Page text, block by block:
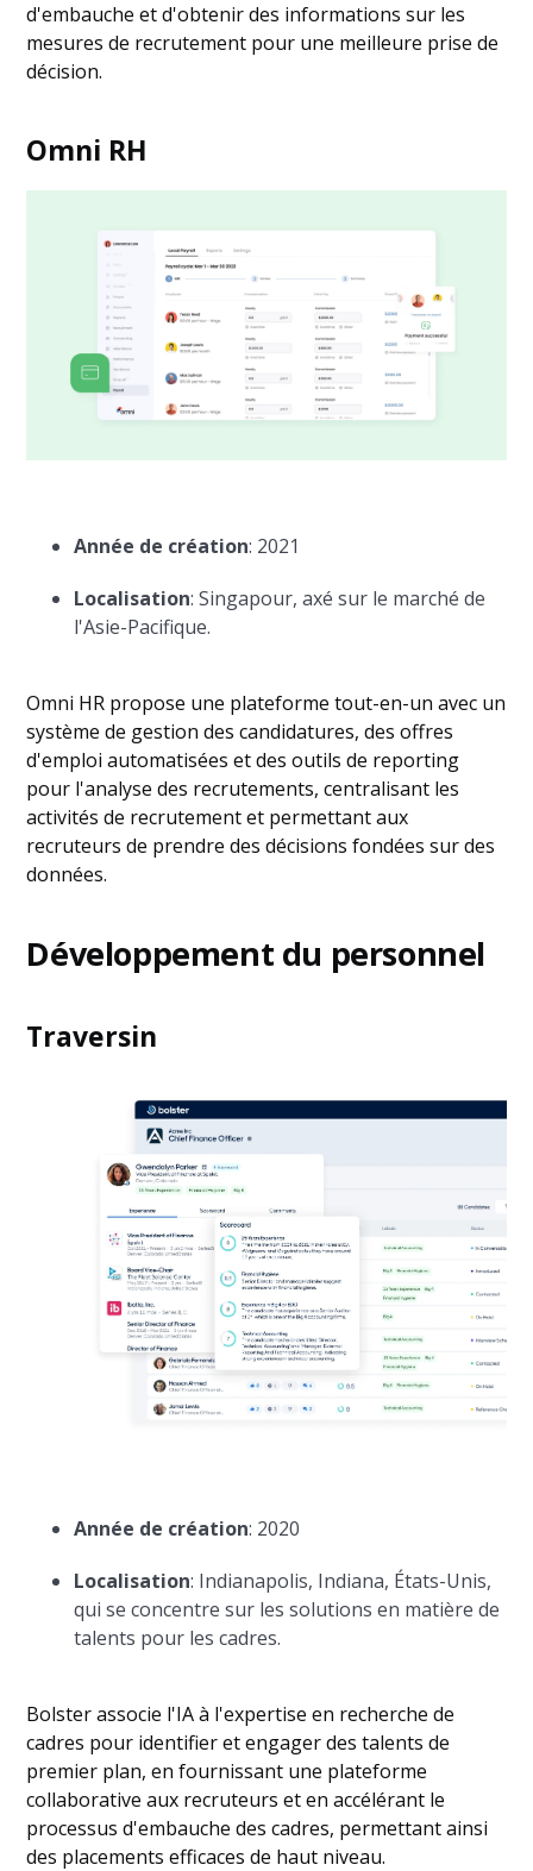
d'embauche et d'obtenir des informations sur les
mesures de recrutement pour une meilleure prise de
décision.
Omni RH
Année de création: 2021
Localisation: Singapour, axé sur le marché de
l'Asie-Pacifique.
Omni HR propose une plateforme tout-en-un avec un
système de gestion des candidatures, des offres
d'emploi automatisées et des outils de reporting
pour l'analyse des recrutements, centralisant les
activités de recrutement et permettant aux
recruteurs de prendre des décisions fondées sur des
données.
Développement du personnel
Traversin
Année de création: 2020
Localisation: Indianapolis, Indiana, États-Unis,
qui se concentre sur les solutions en matière de
talents pour les cadres.
Bolster associe l'IA à l'expertise en recherche de
cadres pour identifier et engager des talents de
premier plan, en fournissant une plateforme
collaborative aux recruteurs et en accélérant le
processus d'embauche des cadres, permettant ainsi
des placements efficaces de haut niveau.